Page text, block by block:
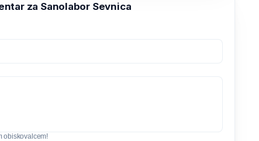
za Sanolabor Sevnica
obiskovalcem!